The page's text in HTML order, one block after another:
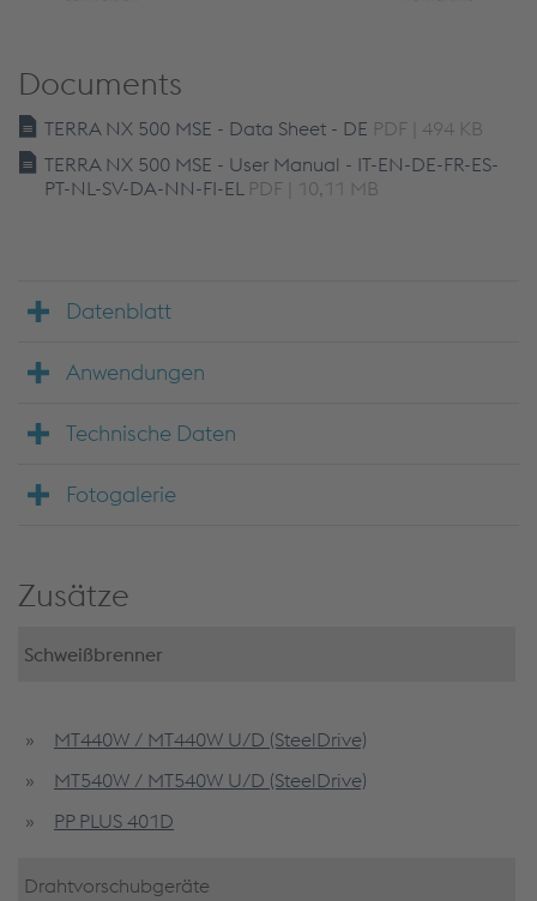
Documents
TERRA NX 500 MSE - Data Sheet - DE PDF | 494 KB
TERRA NX 500 MSE - User Manual - IT-EN-DE-FR-ES-
PT-NL-SV-DA-NN-FI-EL PDF | 10,11 MB
Datenblatt
Anwendungen
Technische Daten
Fotogalerie
Zusätze
Schweißbrenner
MT440W / MT440W U/D (SteelDrive)
MT540W / MT540W U/D (SteelDrive)
PP PLUS 401D
Drahtvorschubgeräte